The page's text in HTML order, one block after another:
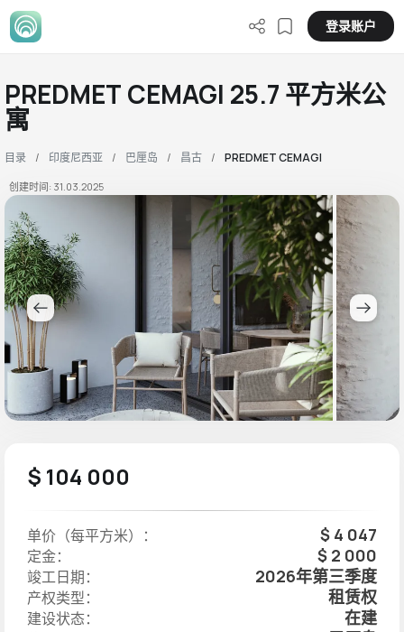
登录账户
PREDMET CEMAGI 25.7 平方米公
寓
目录 印度尼西亚 巴厘岛 昌古 PREDMET CEMAGI
创建时间: 31.03.2025
$ 104 000
单价（每平方米）： $ 4 047
定金： $ 2 000
竣工日期： 2026年第三季度
产权类型： 租赁权
建设状态： 在建